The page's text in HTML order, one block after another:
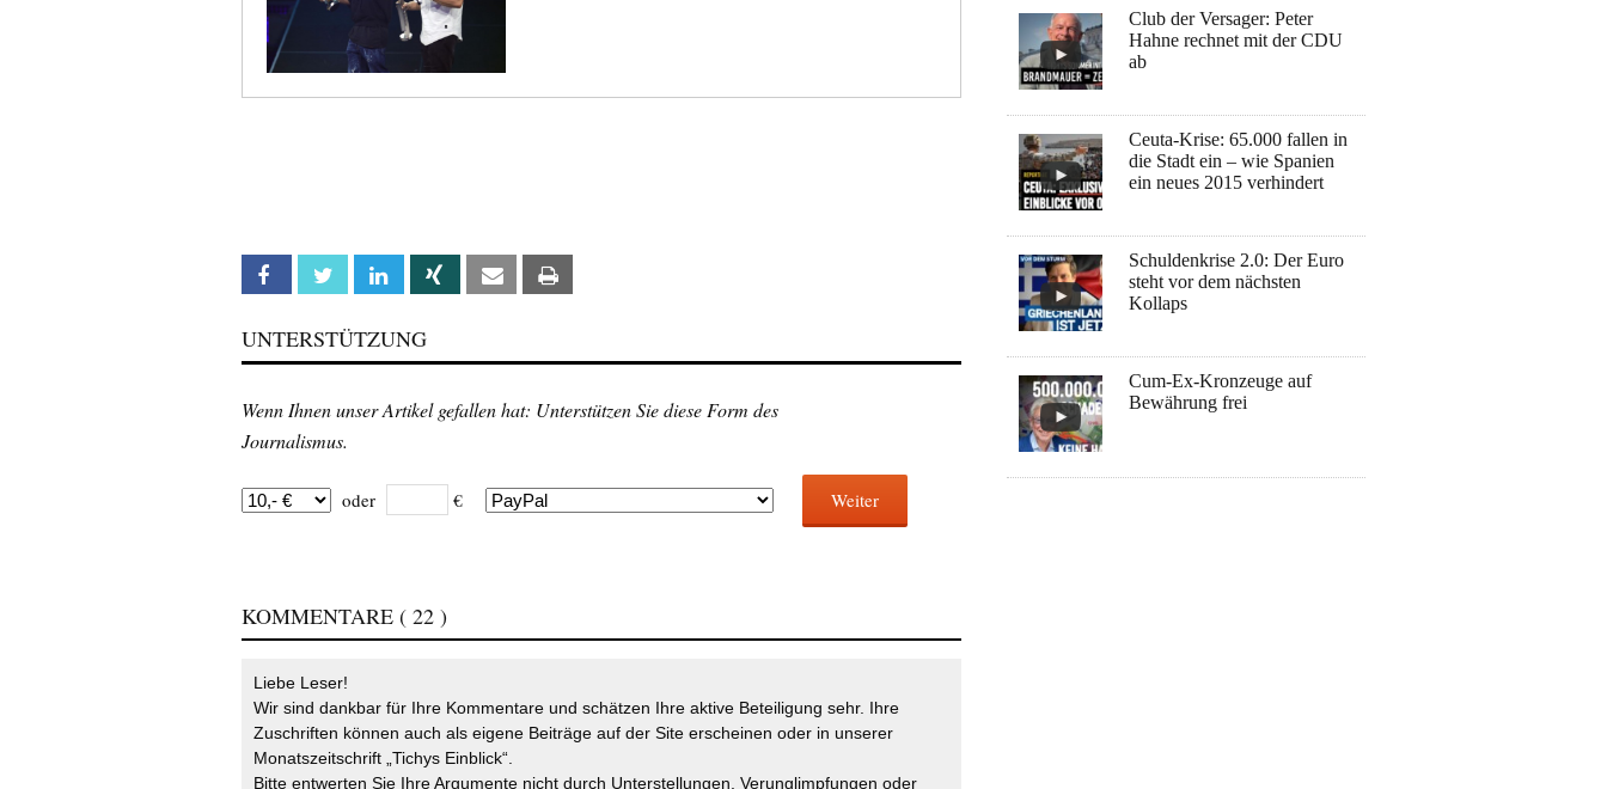
Facebook Twitter Linkedin Xing Email
UNTERSTÜTZUNG
Wenn Ihnen unser Artikel gefallen hat: Unterstützen Sie diese Form des
Journalismus.
oder € Weiter
KOMMENTARE ( 22 )
Liebe Leser!
Wir sind dankbar für Ihre Kommentare und schätzen Ihre aktive Beteiligung sehr. Ihre
Zuschriften können auch als eigene Beiträge auf der Site erscheinen oder in unserer
Monatszeitschrift „Tichys Einblick“.
Bitte entwerten Sie Ihre Argumente nicht durch Unterstellungen, Verunglimpfungen oder
Club der Versager: Peter
Hahne rechnet mit der CDU
ab
Ceuta-Krise: 65.000 fallen in
die Stadt ein – wie Spanien
ein neues 2015 verhindert
Schuldenkrise 2.0: Der Euro
steht vor dem nächsten
Kollaps
Cum-Ex-Kronzeuge auf
Bewährung frei